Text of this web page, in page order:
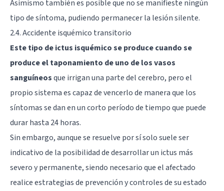
Asimismo también es posible que no se manifieste ningún
tipo de síntoma, pudiendo permanecer la lesión silente.
2.4. Accidente isquémico transitorio
Este tipo de ictus isquémico se produce cuando se
produce el taponamiento de uno de los vasos
sanguíneosque irrigan una parte del cerebro, pero el
propio sistema es capaz de vencerlo de manera que los
síntomas se dan en un corto período de tiempo que puede
durar hasta 24 horas.
Sin embargo, aunque se resuelve por sí solo suele ser
indicativo de la posibilidad de desarrollar un ictus más
severo y permanente, siendo necesario que el afectado
realice estrategias de prevención y controles de su estado